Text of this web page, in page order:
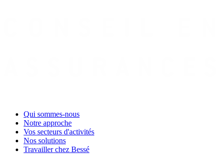
Qui sommes-nous
Notre approche
Vos secteurs d'activités
Nos solutions
Travailler chez Bessé